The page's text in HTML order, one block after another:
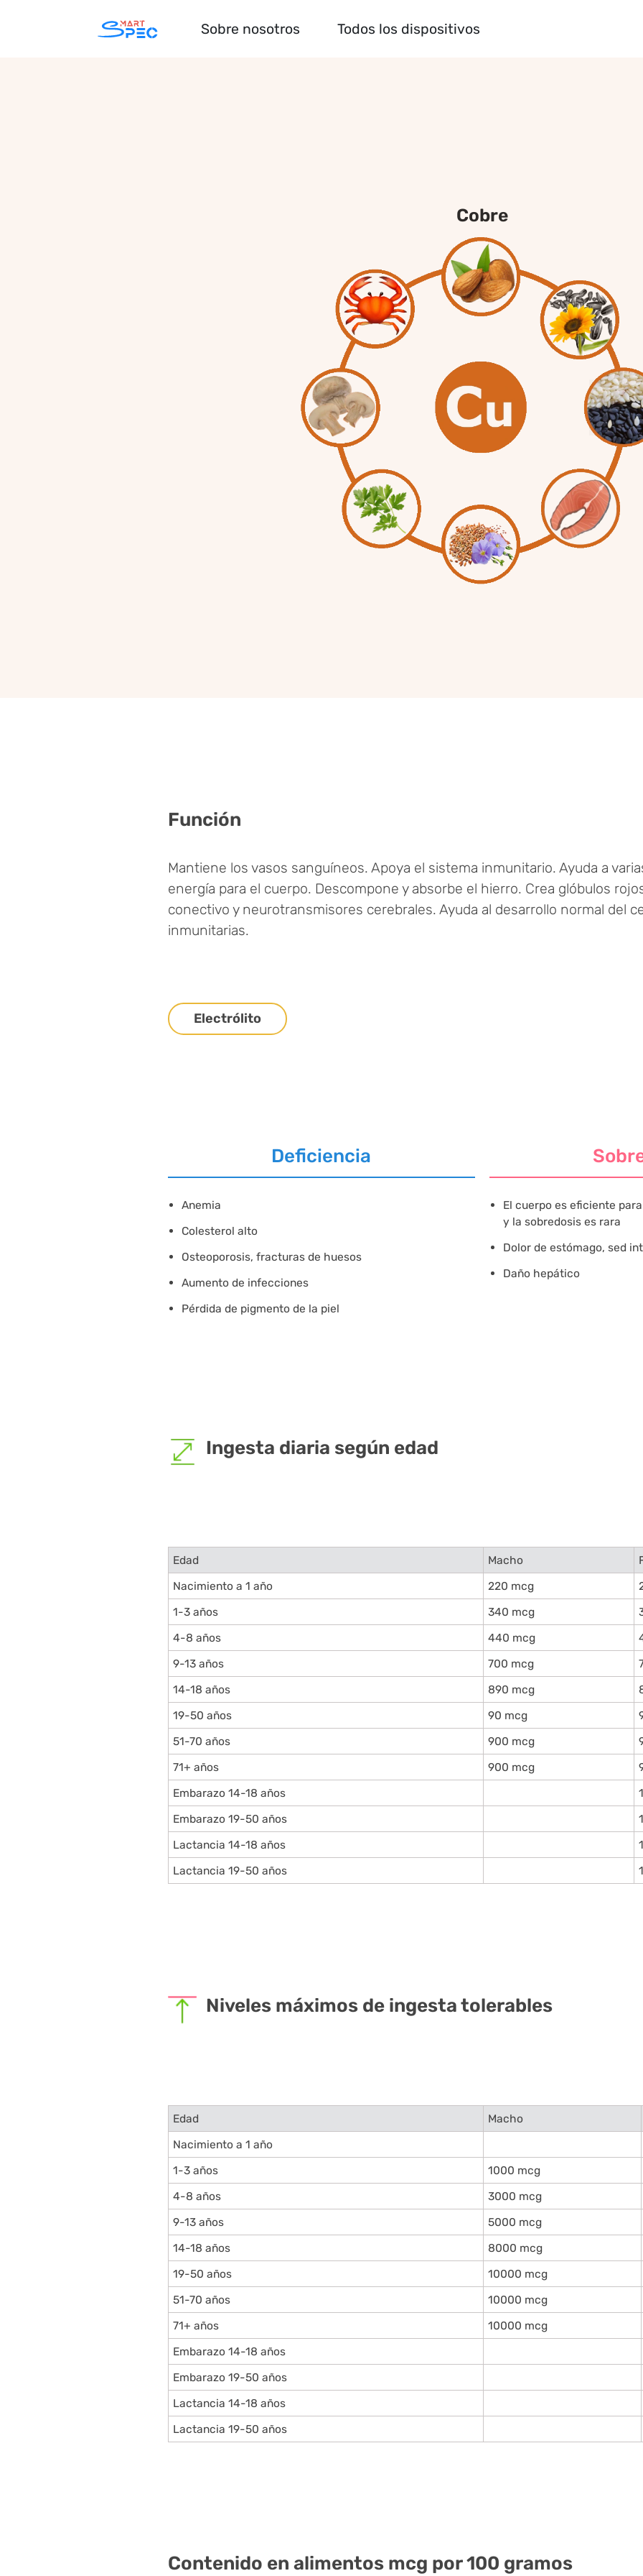
Sobre nosotros Todos los dispositivos
cobre
Función
Mantiene los vasos sanguíneos. Apoya el sistema inmunitario. Ayuda a
energía para el cuerpo. Descompone y absorbe el hierro. Crea glóbulos
conectivo y neurotransmisores cerebrales. Ayuda al desarrollo normal del
inmunitarias.
Electrólito
Deficiencia
Anemia
Colesterol alto
Osteoporosis, fracturas de huesos
Aumento de infecciones
Pérdida de pigmento de la piel
El cuerpo es eficiente
y la sobredosis es rara
Dolor de estómago, sed
Daño hepático
Ingesta diaria según edad
Edad Macho
Nacimiento a 1 año
220 mcg
1-3 años
340 mcg
4-8 años
440 mcg
9-13 años
700 mcg
14-18 años
890 mcg
19-50 años
90 mcg
51-70 años
900 mcg
71+ años
900 mcg
Embarazo 14-18 años
Embarazo 19-50 años
Lactancia 14-18 años
Lactancia 19-50 años
Niveles máximos de ingesta tolerables
Edad Macho
Nacimiento a 1 año
1-3 años
1000 mcg
4-8 años
3000 mcg
9-13 años
5000 mcg
14-18 años
8000 mcg
19-50 años
10000 mcg
51-70 años
10000 mcg
71+ años
10000 mcg
Embarazo 14-18 años
Embarazo 19-50 años
Lactancia 14-18 años
Lactancia 19-50 años
Contenido en alimentos mcg por 100 gramos